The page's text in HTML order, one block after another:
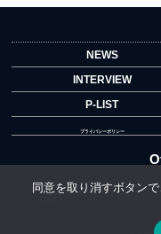
NEWS
INTERVIEW
P-LIST
プライバシーポリシー
同意を取り消すボタン